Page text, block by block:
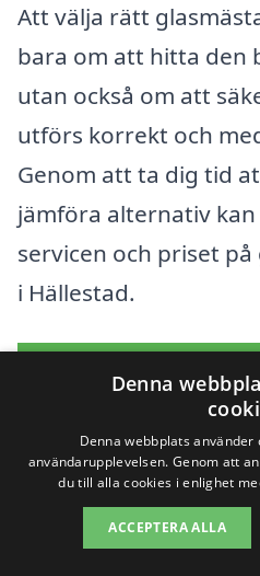
Att välja rätt
bara om att hitta den
utan också om att
utförs korrekt och
Genom att ta dig tid
jämföra alternativ
servicen och priset
i Hällestad.
Få 3 erbjudanden,
Sök efter en
Denna
Denna webbplats
användarupplevelsen. Genom att
du till alla cookies i enlighet
ACCEPTERA ALLA